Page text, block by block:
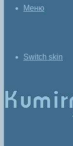
Меню
Switch skin